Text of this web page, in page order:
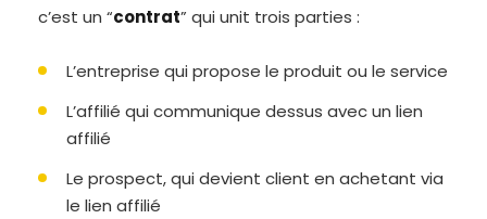
c’est un “contrat” qui unit trois parties :
L’entreprise qui propose le produit ou le service
L’affilié qui communique dessus avec un lien
affilié
Le prospect, qui devient client en achetant via
le lien affilié